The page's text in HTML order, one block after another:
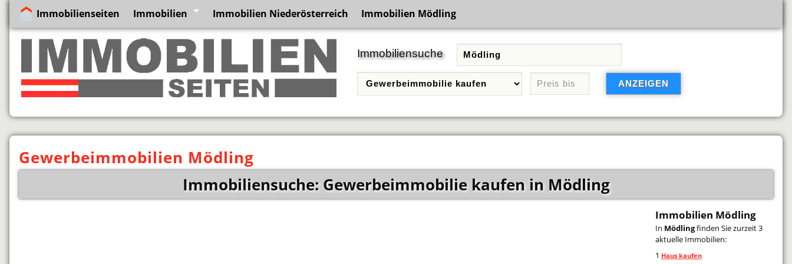
Immobilienseiten Immobilien Immobilien Niederösterreich Immobilien Mödling
Immobiliensuche
Gewerbeimmobilien Mödling
Immobiliensuche: Gewerbeimmobilie kaufen in Mödling
Immobilien Mödling
In Mödlingfinden Sie zurzeit 3
aktuelle Immobilien:
1 Haus kaufen